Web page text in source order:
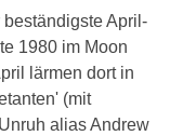
April-
1980 im Moon
lärmen dort in
(mit
alias Andrew